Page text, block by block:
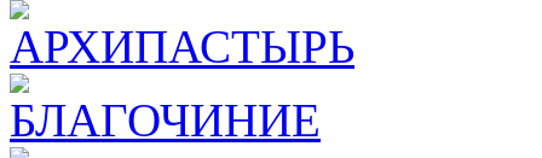
АРХИПАСТЫРЬ
БЛАГОЧИНИЕ